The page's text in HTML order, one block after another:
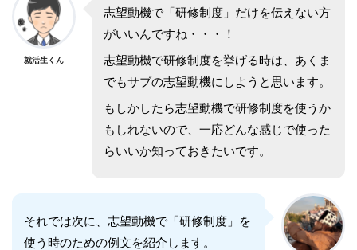
就活生くん
志望動機で「研修制度」だけを伝えない方
がいいんですね・・・！
志望動機で研修制度を挙げる時は、あくま
でもサブの志望動機にしようと思います。
もしかしたら志望動機で研修制度を使うか
もしれないので、一応どんな感じで使った
らいいか知っておきたいです。
それでは次に、志望動機で「研修制度」を
使う時のための例文を紹介します。